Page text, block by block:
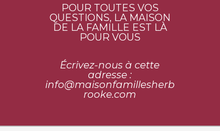
POUR TOUTES VOS
QUESTIONS, LA MAISON
DE LA FAMILLE EST LÀ
POUR VOUS
Écrivez-nous à cette
adresse :
info@maisonfamillesherb
rooke.com